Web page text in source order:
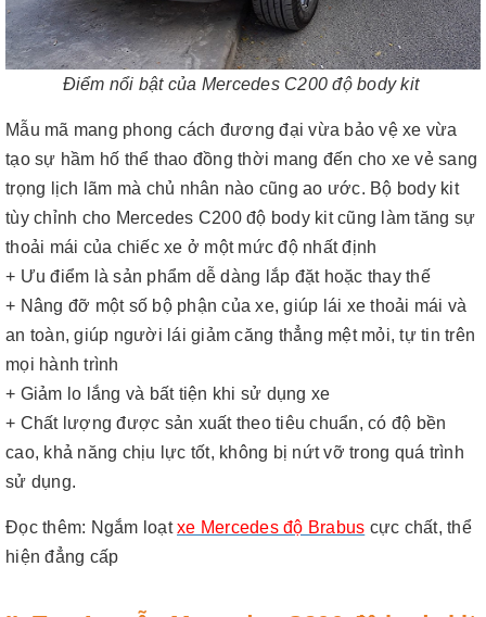
Điểm nổi bật của Mercedes C200 độ body kit
Mẫu mã mang phong cách đương đại vừa bảo vệ xe vừa
tạo sự hầm hố thể thao đồng thời mang đến cho xe vẻ sang
trọng lịch lãm mà chủ nhân nào cũng ao ước. Bộ body kit
tùy chỉnh cho Mercedes C200 độ body kit cũng làm tăng sự
thoải mái của chiếc xe ở một mức độ nhất định
+ Ưu điểm là sản phẩm dễ dàng lắp đặt hoặc thay thế
+ Nâng đỡ một số bộ phận của xe, giúp lái xe thoải mái và
an toàn, giúp người lái giảm căng thẳng mệt mỏi, tự tin trên
mọi hành trình
+ Giảm lo lắng và bất tiện khi sử dụng xe
+ Chất lượng được sản xuất theo tiêu chuẩn, có độ bền
cao, khả năng chịu lực tốt, không bị nứt vỡ trong quá trình
sử dụng.
Đọc thêm: Ngắm loạtxe Mercedes độ Brabus cực chất, thể
hiện đẳng cấp